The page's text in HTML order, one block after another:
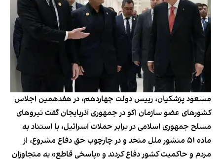
مسعود پزشکیان، رییس‌ دولت چهاردهم، در هفدهمین اجلاس
کشورهای عضو سازمان اکو در جمهوری آذربایجان گفت نیروهای
مسلح جمهوری اسلامی در برابر حملات اسرائیل، با استناد به
ماده ۵۱ منشور ملل متحد و در چارچوب حق دفاع مشروع، از
مردم و حاکمیت کشور دفاع کردند و «پاسخی قاطع» به متجاوزان